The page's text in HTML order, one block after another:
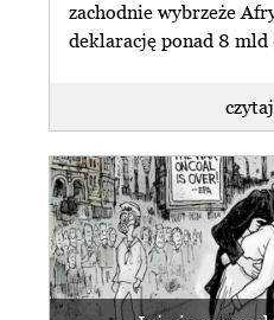
zachodnie wybrzeże
deklarację ponad 8 mld